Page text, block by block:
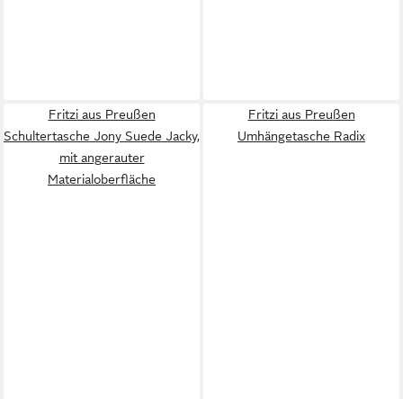
Fritzi aus Preußen
Schultertasche Jony Suede Jacky,
mit angerauter
Materialoberfläche
Fritzi aus Preußen
Umhängetasche Radix